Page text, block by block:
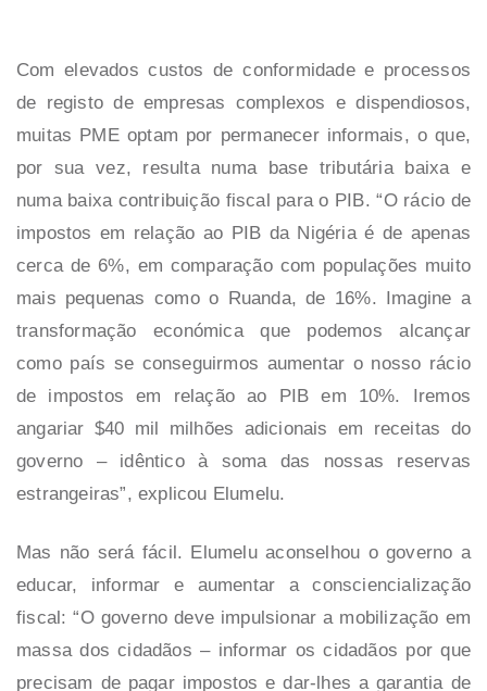
Com elevados custos de conformidade e processos
de registo de empresas complexos e dispendiosos,
muitas PME optam por permanecer informais, o que,
por sua vez, resulta numa base tributária baixa e
numa baixa contribuição fiscal para o PIB. “O rácio de
impostos em relação ao PIB da Nigéria é de apenas
cerca de 6%, em comparação com populações muito
mais pequenas como o Ruanda, de 16%. Imagine a
transformação económica que podemos alcançar
como país se conseguirmos aumentar o nosso rácio
de impostos em relação ao PIB em 10%. Iremos
angariar $40 mil milhões adicionais em receitas do
governo – idêntico à soma das nossas reservas
estrangeiras”, explicou Elumelu.
Mas não será fácil. Elumelu aconselhou o governo a
educar, informar e aumentar a consciencialização
fiscal: “O governo deve impulsionar a mobilização em
massa dos cidadãos – informar os cidadãos por que
precisam de pagar impostos e dar-lhes a garantia de